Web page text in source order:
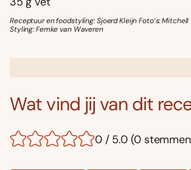
Receptuur en foodstyling: Sjoerd Kleijn Foto’s:
Styling: Femke van Waveren
Wat vind jij van dit
0 / 5.0 (0